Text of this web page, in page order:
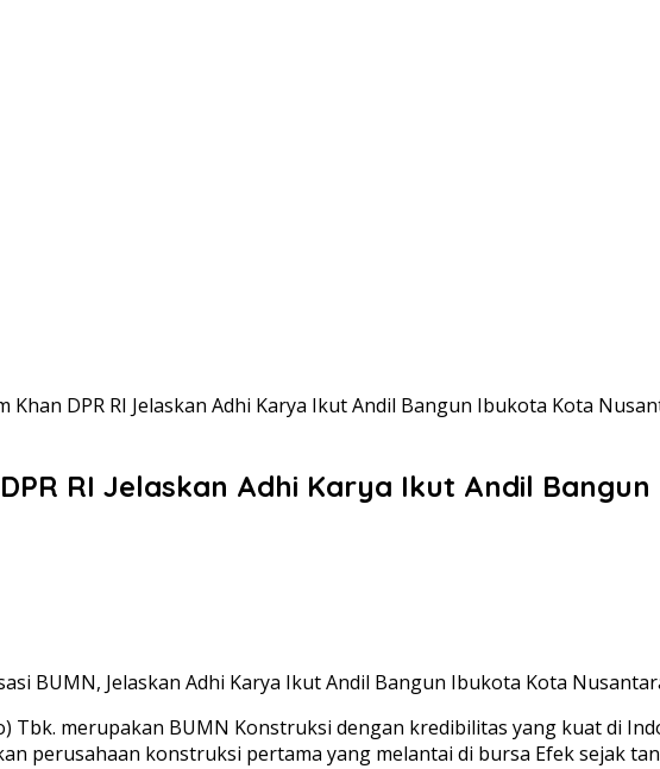
Khan DPR RI Jelaskan Adhi Karya Ikut Andil Bangun Ibukota Kota
RI Jelaskan Adhi Karya Ikut Andil
BUMN, Jelaskan Adhi Karya Ikut Andil Bangun Ibukota Kota
Tbk. merupakan BUMN Konstruksi dengan kredibilitas yang kuat di
perusahaan konstruksi pertama yang melantai di bursa Efek sejak